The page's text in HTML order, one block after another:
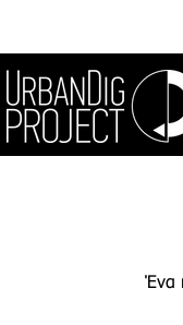
Ένα